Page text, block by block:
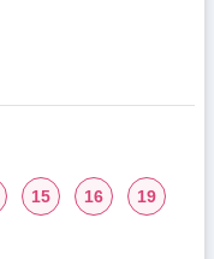
15 16
19